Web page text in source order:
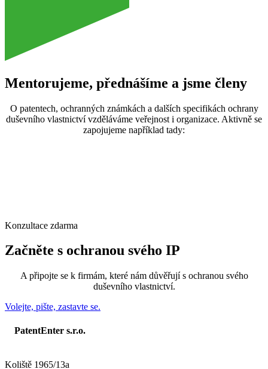
Mentorujeme, přednášíme a jsme členy
O patentech, ochranných známkách a dalších specifikách ochrany
duševního vlastnictví vzděláváme veřejnost i organizace. Aktivně se
zapojujeme například tady:
Konzultace zdarma
Začněte s ochranou svého IP
A připojte se k firmám, které nám důvěřují s ochranou svého
duševního vlastnictví.
Volejte, pište, zastavte se.
PatentEnter s.r.o.
Koliště 1965/13a